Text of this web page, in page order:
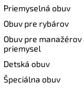
Priemyselná obuv
Obuv pre rybárov
Obuv pre manažérov
priemysel
Detská obuv
Špeciálna obuv